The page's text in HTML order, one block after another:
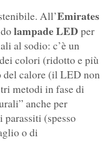
All’Emirates
lampade LED per
al sodio: c’è un
colori (ridotto e più
del calore (il LED non
metodi in fase di
anche per
parassiti (spesso
o di